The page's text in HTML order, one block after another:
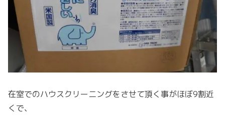
在室でのハウスクリーニングをさせて頂く事がほぼ9割近
くで、